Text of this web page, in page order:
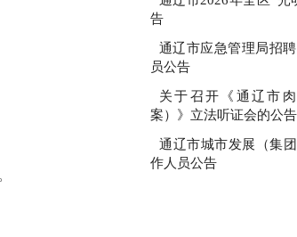
告
通辽市应急管理局招
员公告
关于召开《通辽市
案）》立法听证会的公告
通辽市城市发展（集
作人员公告